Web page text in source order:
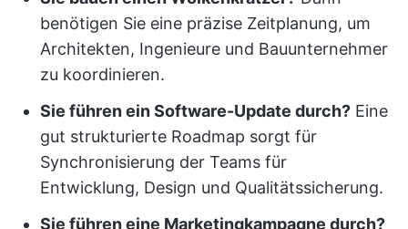
benötigen Sie eine präzise Zeitplanung, um
Architekten, Ingenieure und Bauunternehmer
zu koordinieren.
Sie führen ein Software-Update durch? Eine
gut strukturierte Roadmap sorgt für
Synchronisierung der Teams für
Entwicklung, Design und Qualitätssicherung.
Sie führen eine Marketingkampagne durch?